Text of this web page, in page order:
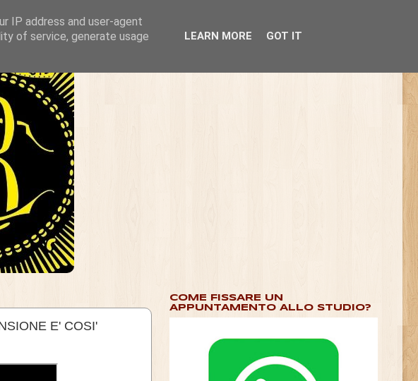
E' COSI'
COME FISSARE UN
APPUNTAMENTO ALLO STUDIO?
IP address and user-agent
of service, generate usage
LEARN MORE GOT IT